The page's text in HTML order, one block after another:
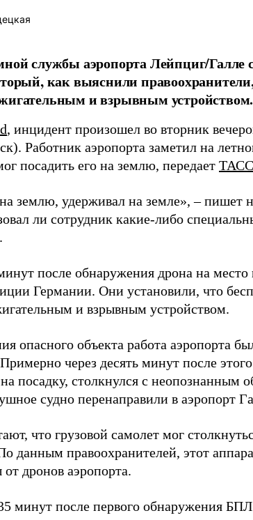
службы аэропорта Лейпциг/Галле
как выяснили
и взрывным устройством.
, инцидент произошел во вторник
Работник аэропорта заметил на
посадить его на землю, передает ТАСС
землю, удерживал на земле», – пишет
ли сотрудник какие-либо
после обнаружения дрона на
Германии. Они установили, что
и взрывным устройством.
опасного объекта работа аэропорта
через десять минут после
посадку, столкнулся с неопознанным
судно перенаправили в аэропорт
что грузовой самолет мог
данным правоохранителей, этот
дронов аэропорта.
минут после первого обнаружения